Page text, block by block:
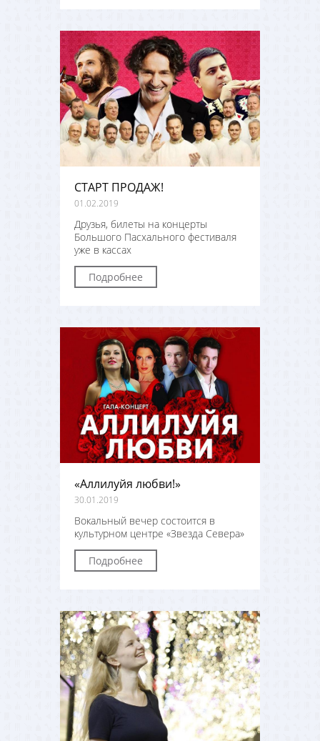
СТАРТ ПРОДАЖ!
01.02.2019
Друзья, билеты на концерты
Большого Пасхального фестиваля
уже в кассах
Подробнее
«Аллилуйя любви!»
30.01.2019
Вокальный вечер состоится в
культурном центре «Звезда Севера»
Подробнее